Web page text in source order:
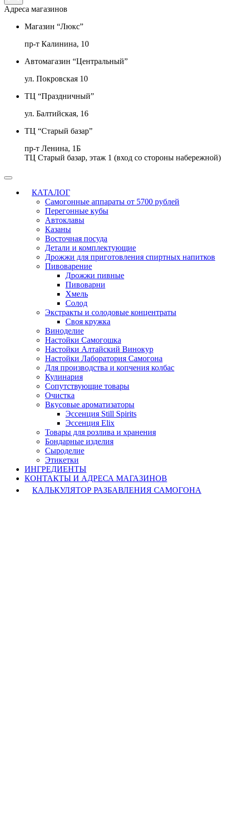
Адреса магазинов
Магазин “Люкс”
пр-т Калинина, 10
Автомагазин “Центральный”
ул. Покровская 10
ТЦ “Праздничный”
ул. Балтийская, 16
ТЦ “Старый базар”
пр-т Ленина, 1Б
ТЦ Старый базар, этаж 1 (вход со стороны набережной)
КАТАЛОГ
Самогонные аппараты от 5700 рублей
Перегонные кубы
Автоклавы
Казаны
Восточная посуда
Детали и комплектующие
Дрожжи для приготовления спиртных напитков
Пивоварение
Дрожжи пивные
Пивоварни
Хмель
Солод
Экстракты и солодовые концентраты
Своя кружка
Виноделие
Настойки Самогошка
Настойки Алтайский Винокур
Настойки Лаборатория Самогона
Для производства и копчения колбас
Кулинария
Сопутствующие товары
Очистка
Вкусовые ароматизаторы
Эссенция Still Spirits
Эссенция Elix
Товары для розлива и хранения
Бондарные изделия
Cыроделие
Этикетки
ИНГРЕДИЕНТЫ
КОНТАКТЫ И АДРЕСА МАГАЗИНОВ
КАЛЬКУЛЯТОР РАЗБАВЛЕНИЯ САМОГОНА